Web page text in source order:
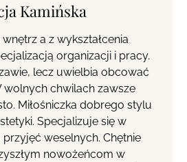
Kamińska
a z wykształcenia
organizacji i pracy.
lecz uwielbia obcować
wolnych chwilach zawsze
Miłośniczka dobrego stylu
Specjalizuje się w
weselnych. Chętnie
nowożeńcom w